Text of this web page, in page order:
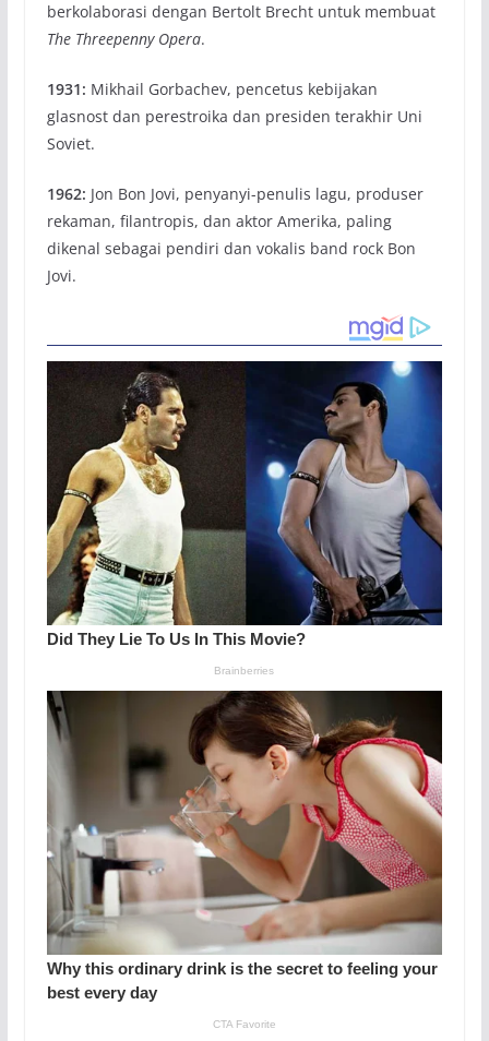
berkolaborasi dengan Bertolt Brecht untuk membuat
The ThreepennyOpera.
1931: Mikhail Gorbachev, pencetus kebijakan
glasnost dan perestroika dan presiden terakhir Uni
Soviet.
1962: Jon Bon Jovi, penyanyi-penulis lagu, produser
rekaman, filantropis, dan aktor Amerika, paling
dikenal sebagai pendiri dan vokalis band rock Bon
Jovi.